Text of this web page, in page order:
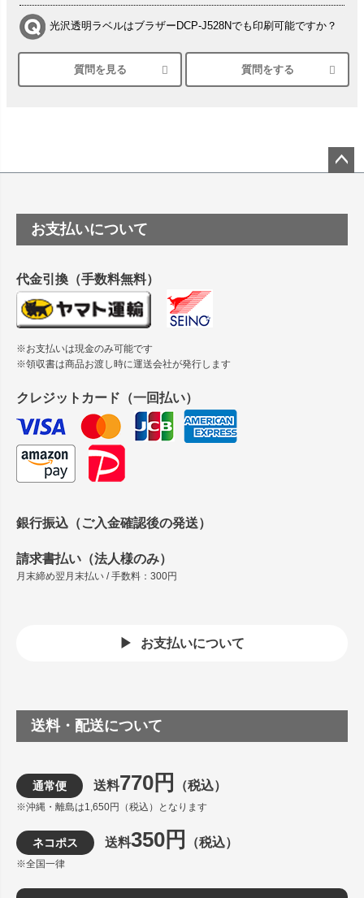
光沢透明ラベルはブラザーDCP-J528Nでも印刷可能ですか？
シルバーペーパーにEPSON EP-30VAで印刷するときの設定
は？
塩ビのロール紙で離型紙が透明の商品はありますか
つや消し半透明ラベルのロールタイプはありますか？
縦420mm×横650mmの包装紙に適した紙はありますか？
質問を見る 質問をする
ップ
お支払いについて
代金引換（手数料無料）
※お支払いは現金のみ可能です
※領収書は商品お渡し時に運送会社が発行します
クレジットカード（一回払い）
銀行振込（ご入金確認後の発送）
請求書払い（法人様のみ）
月末締め翌月末払い / 手数料：300円
お支払いについて
送料・配送について
通常便 送料770円 （税込）
※沖縄・離島は1,650円（税込）となります
ネコポス 送料350円 （税込）
※全国一律